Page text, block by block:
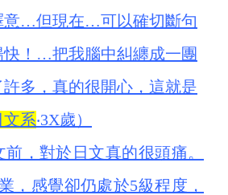
意…但現在…可以確切斷句
快！…把我腦中糾纏成一團
多，真的很開心，這就是
文系‧3X歲）
，對於日文真的很頭痛。
，感覺卻仍處於5級程度，